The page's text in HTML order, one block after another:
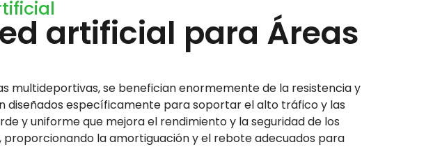
artificial para Áreas
multideportivas, se benefician enormemente de la resistencia y
diseñados específicamente para soportar el alto tráfico y las
y uniforme que mejora el rendimiento y la seguridad de los
la amortiguación y el rebote adecuados para